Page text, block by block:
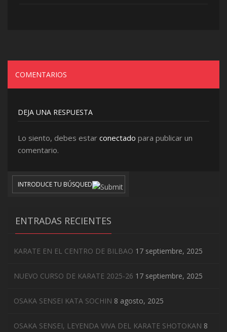
COMENTARIOS
DEJA UNA RESPUESTA
Lo siento, debes estar conectado para publicar un
comentario.
ENTRADAS RECIENTES
KARATE EN EL CENTRO DE BILBAO 17 septiembre, 2025
NUEVO CURSO DE KARATE 2025-26 17 septiembre, 2025
OSAKA SENSEI KATA SOCHIN 8 agosto, 2025
OSAKA SENSEI, LEYENDA VIVA DEL KARATE SHOTOKAN 8